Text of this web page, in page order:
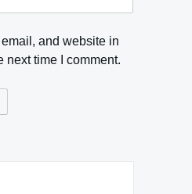
and website in
next time I comment.